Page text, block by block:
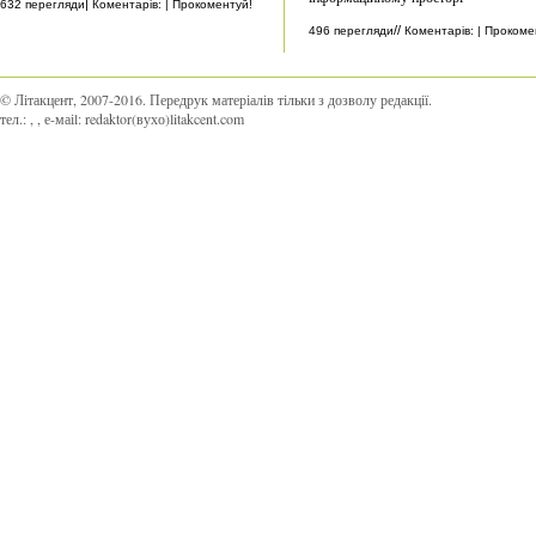
632 перегляди Коментарів: | Прокоментуй!
496 перегляди// Коментарів: |
© Літакцент, 2007-2016. Передрук матеріалів тільки з дозволу редакції.
тел.:
, е-маіl:redaktor(вухо)litakcent.com